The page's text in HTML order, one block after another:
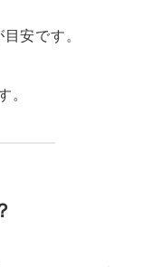
安です。
。